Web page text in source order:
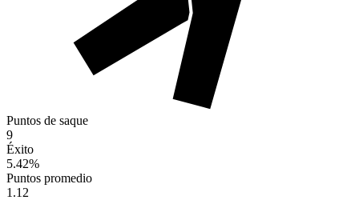
Puntos de saque
9
Éxito
5.42%
Puntos promedio
1.12